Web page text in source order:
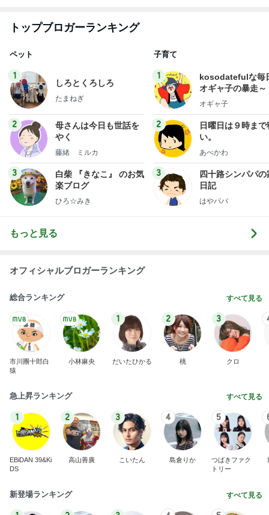
トップブロガーランキング
ペット
1
しろとくろしろ
たまねぎ
2
母さんは今日も世話を
やく
藤緒 ミルカ
3
白柴 『きなこ』 のお気
楽ブログ
ひろ☆みき
子育て
1
kosodatefulな毎
オギャ子の暴走～
オギャ子
2
日曜日は９時まで
い。
あべかわ
3
四十路シンパパの
日記
はやパパ
もっと見る
オフィシャルブロガーランキング
総合ランキング すべて見る
市川團十郎白
猿
小林麻央
1
だいたひかる
2
桃
3
クロ
急上昇ランキング すべて見る
1
EBiDAN 39&Ki
DS
2
高山善廣
3
こいたん
4
島倉りか
5
つばきファク
トリー
新登場ランキング すべて見る